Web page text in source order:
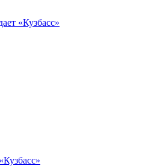
«Кузбасс»